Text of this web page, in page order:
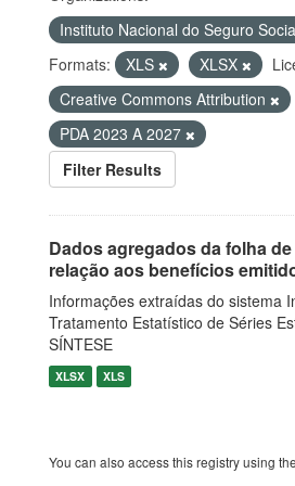
Instituto Nacional do Seguro
Formats:
XLS XLSX
Creative Commons Attribution
PDA 2023 A 2027
Filter Results
Dados agregados da folha
relação aos benefícios
Informações extraídas do sistema
Tratamento Estatístico de Séries
SÍNTESE
XLSX XLS
You can also access this registry using the